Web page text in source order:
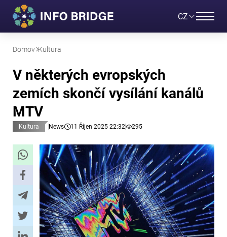
CZ
Domov Kultura
V některých evropských
zemích skončí vysílání kanálů
MTV
Kultura News 11 Říjen 2025 22:32 295